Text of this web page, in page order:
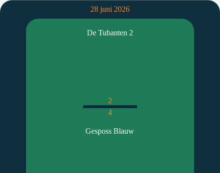
28 juni 2026
De Tubanten 2
2
4
Gesposs Blauw